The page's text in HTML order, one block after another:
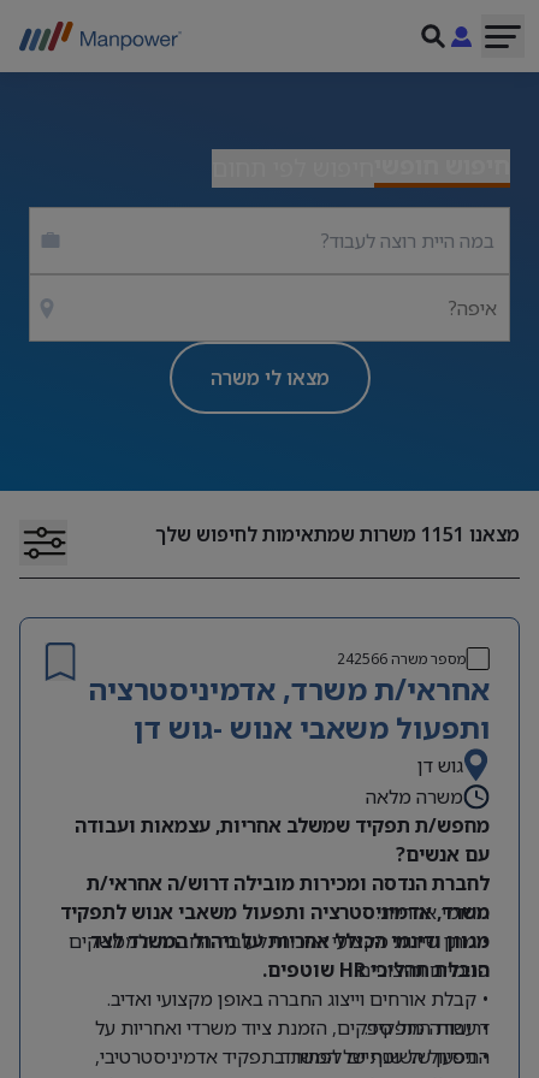
איפה?
מצאו לי משרה
מצאנו 1151 משרות שמתאימות לחיפוש שלך
מספר משרה242566
אחראי/ת משרד, אדמיניסטרציה
ותפעול משאבי אנוש -גוש דן
גוש דן
משרה מלאה
מחפש/ת תפקיד שמשלב אחריות, עצמאות ועבודה
עם אנשים?
לחברת הנדסה ומכירות מובילה דרוש/ה אחראי/ת
משרד, אדמיניסטרציה ותפעול משאבי אנוש לתפקיד
מגוון ודינמי הכולל אחריות על ניהול המשרד לצד
הובלת תהליכי HR שוטפים.
תחומי אחריות:
• מתן שירות מקצועי ואיכותי לעובדי החברה ולממשקים
פנימיים וחיצוניים.
• קבלת אורחים וייצוג החברה באופן מקצועי ואדיב.
• עבודה מול ספקים, הזמנת ציוד משרדי ואחריות על
התפעול השוטף של המשרד.
דרישות התפקיד:
• ניסיון של שנתיים לפחות בתפקיד אדמיניסטרטיבי,